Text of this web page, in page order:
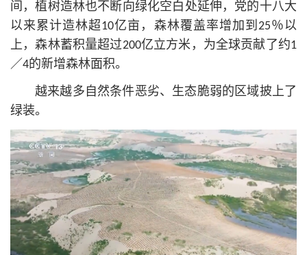
间，植树造林也不断向绿化空白处延伸，党的十八大
以来累计造林超10亿亩，森林覆盖率增加到25％以
上，森林蓄积量超过200亿立方米，为全球贡献了约1
／4的新增森林面积。
越来越多自然条件恶劣、生态脆弱的区域披上了
绿装。